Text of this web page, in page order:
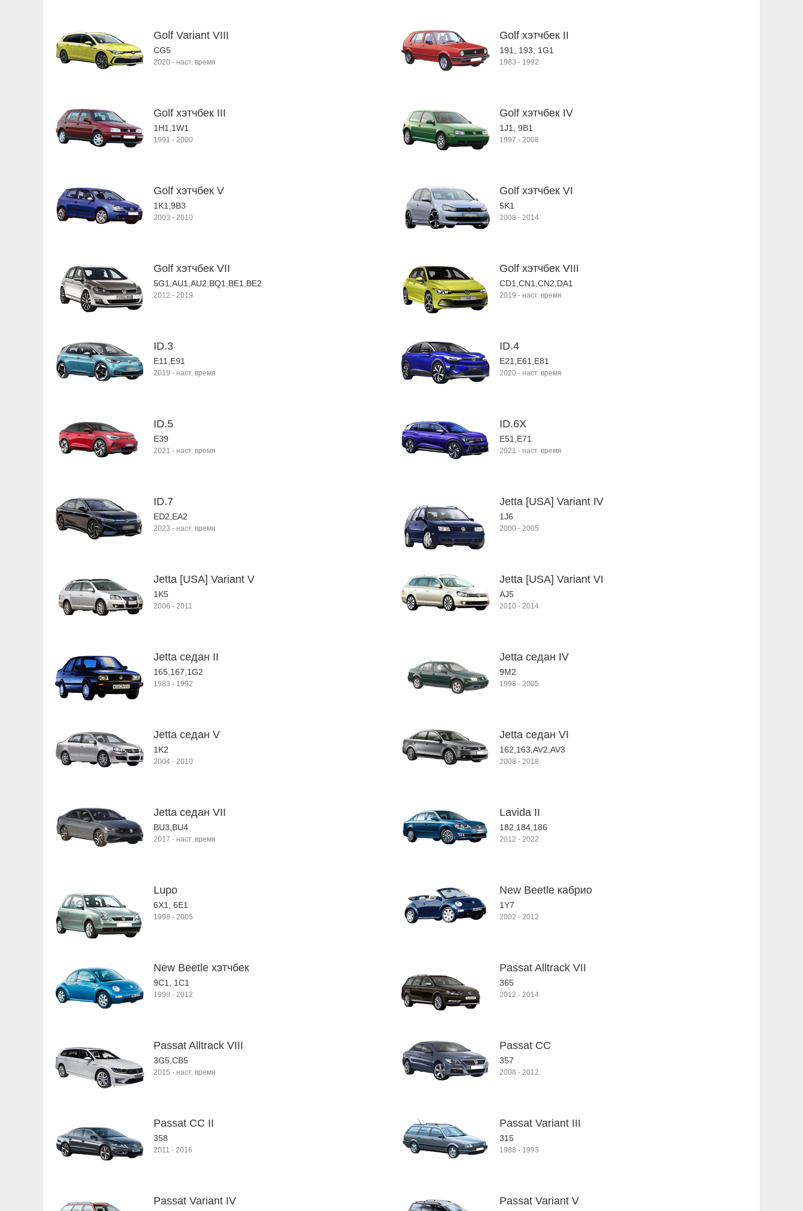
Golf Variant VIII
CG5
2020 - наст. время
Golf хэтчбек II
191, 193, 1G1
1983 - 1992
Golf хэтчбек III
1H1,1W1
1991 - 2000
Golf хэтчбек IV
1J1, 9B1
1997 - 2008
Golf хэтчбек V
1K1,9B3
2003 - 2010
Golf хэтчбек VI
5K1
2008 - 2014
Golf хэтчбек VII
5G1,AU1,AU2,BQ1,BE1,BE2
2012 - 2019
Golf хэтчбек VIII
CD1,CN1,CN2,DA1
2019 - наст. время
ID.3
E11,E91
2019 - наст. время
ID.4
E21,E61,E81
2020- наст. время
ID.5
E39
2021 - наст. время
ID.6X
E51,E71
2021 - наст. время
ID.7
ED2,EA2
2023 - наст. время
Jetta [USA] Variant IV
1J6
2000- 2005
Jetta [USA] Variant V
1K5
2006 - 2011
Jetta [USA] Variant VI
AJ5
2010- 2014
Jetta седан II
165,167,1G2
1983 - 1992
Jetta седан IV
9M2
1998 - 2005
Jetta седан V
1K2
2004 - 2010
Jetta седан VI
162,163,AV2,AV3
2008 - 2018
Jetta седан VII
BU3,BU4
2017 - наст. время
Lavida II
182,184,186
2012 - 2022
Lupo
6X1, 6E1
1998 - 2005
New Beetle кабрио
1Y7
2002 - 2012
New Beetle хэтчбек
9C1, 1C1
1998 - 2012
Passat Alltrack VII
365
2012 - 2014
Passat Alltrack VIII
3G5,CB5
2015 - наст. время
Passat CC
357
2008 - 2012
Passat CC II
358
2011 - 2016
Passat Variant III
315
1988 - 1993
Passat Variant IV Passat Variant V